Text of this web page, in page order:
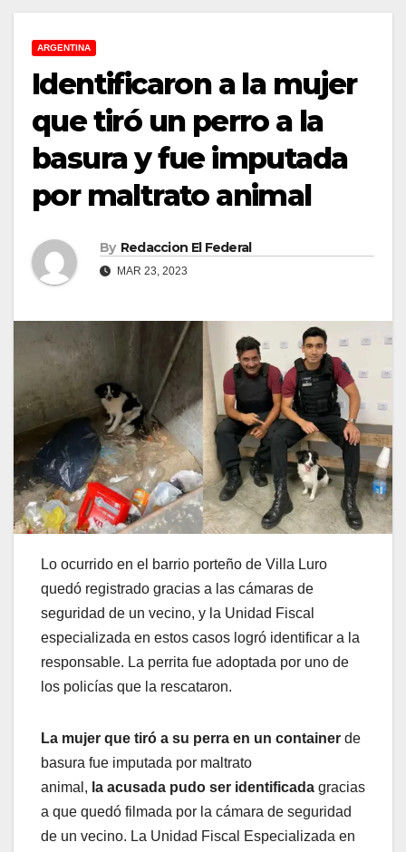
ARGENTINA
Identificaron a la mujer
que tiró un perro a la
basura y fue imputada
por maltrato animal
By Redaccion El Federal
MAR 23, 2023
Lo ocurrido en el barrio porteño de Villa Luro
quedó registrado gracias a las cámaras de
seguridad de un vecino, y la Unidad Fiscal
especializada en estos casos logró identificar a la
responsable. La perrita fue adoptada por uno de
los policías que la rescataron.
La mujer que tiró a su perra en un container de
basura fue imputada por maltrato
animal, la acusada pudo ser identificada gracias
a que quedó filmada por la cámara de seguridad
de un vecino. La Unidad Fiscal Especializada en